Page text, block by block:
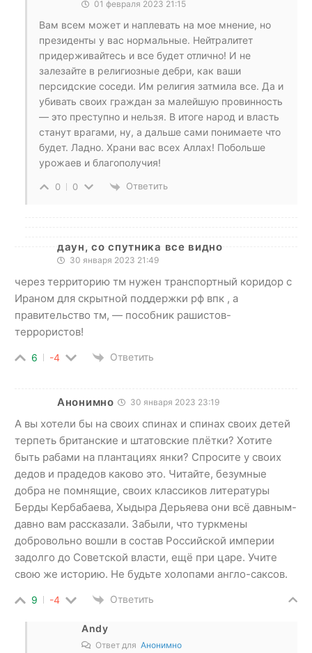
01 февраля 2023 21:15
Вам всем может и наплевать на мое мнение, но
президенты у вас нормальные. Нейтралитет
придерживайтесь и все будет отлично! И не
залезайте в религиозные дебри, как ваши
персидские соседи. Им религия затмила все. Да и
убивать своих граждан за малейшую провинность
— это преступно и нельзя. В итоге народ и власть
станут врагами, ну, а дальше сами понимаете что
будет. Ладно. Храни вас всех Аллах! Побольше
урожаев и благополучия!
0 0 Ответить
даун, со спутника все видно
30 января 2023 21:49
через территорию тм нужен транспортный коридор с
Ираном для скрытной поддержки рф впк , а
правительство тм, — пособник рашистов-
террористов!
6 -4 Ответить
Анонимно 30 января 2023 23:19
А вы хотели бы на своих спинах и спинах своих детей
терпеть британские и штатовские плётки? Хотите
быть рабами на плантациях янки? Спросите у своих
дедов и прадедов каково это. Читайте, безумные
добра не помнящие, своих классиков литературы
Берды Кербабаева, Хыдыра Дерьяева они всё давным-
давно вам рассказали. Забыли, что туркмены
добровольно вошли в состав Российской империи
задолго до Советской власти, ещё при царе. Учите
свою же историю. Не будьте холопами англо-саксов.
9 -4 Ответить
Andy
Ответ для Анонимно